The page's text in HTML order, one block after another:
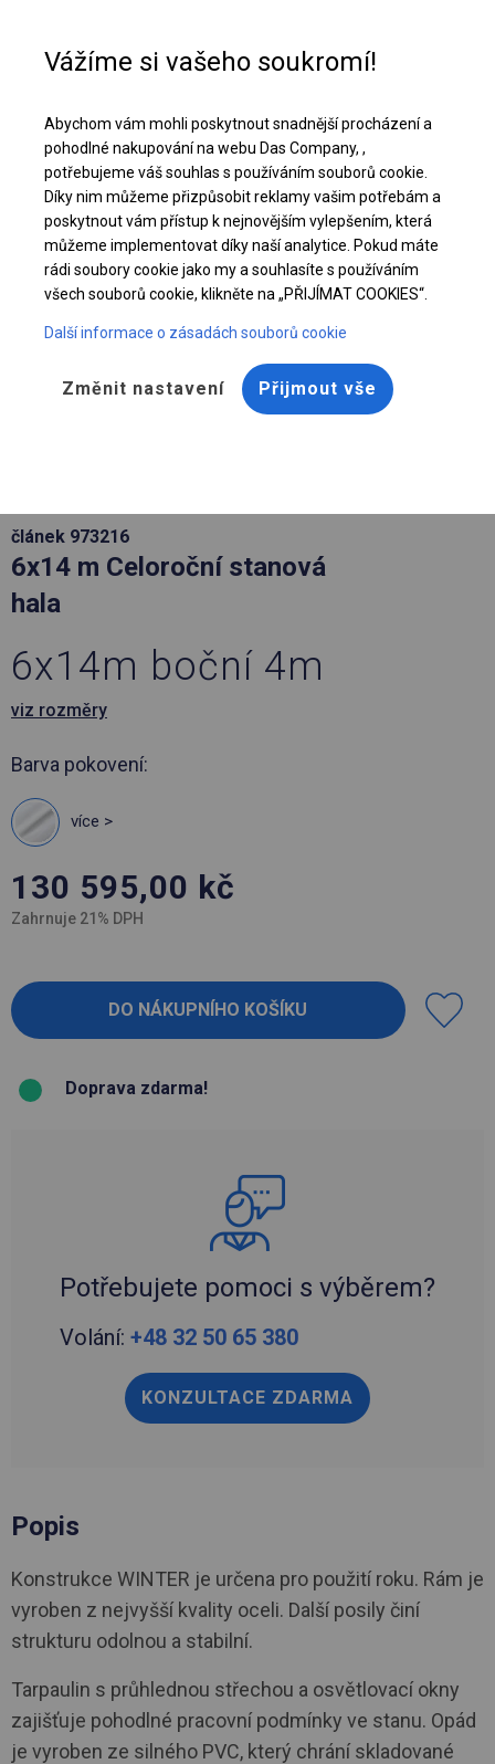
Stáhněte si nabídku PDF
článek 973216
6x14 m Celoroční stanová
hala
6x14m boční 4m
viz rozměry
Barva pokovení:
více >
130 595,00 kč
Zahrnuje 21% DPH
Doprava zdarma!
Potřebujete pomoci s výběrem?
Volání: +48 32 50 65 380
KONZULTACE ZDARMA
Popis
Konstrukce WINTER je určena pro použití roku. Rám je
vyroben z nejvyšší kvality oceli. Další posily činí
strukturu odolnou a stabilní.
Tarpaulin s průhlednou střechou a osvětlovací okny
zajišťuje pohodlné pracovní podmínky ve stanu. Opád
je vyroben ze silného PVC, který chrání skladované
Vážíme si vašeho soukromí!
Abychom vám mohli poskytnout snadnější procházení a
pohodlné nakupování na webu Das Company, ,
potřebujeme váš souhlas s používáním souborů cookie.
Díky nim můžeme přizpůsobit reklamy vašim potřebám a
poskytnout vám přístup k nejnovějším vylepšením, která
můžeme implementovat díky naší analytice. Pokud máte
rádi soubory cookie jako my a souhlasíte s používáním
všech souborů cookie, klikněte na „PŘIJÍMAT COOKIES“.
Další informace o zásadách souborů cookie
Změnit nastavení Přijmout vše